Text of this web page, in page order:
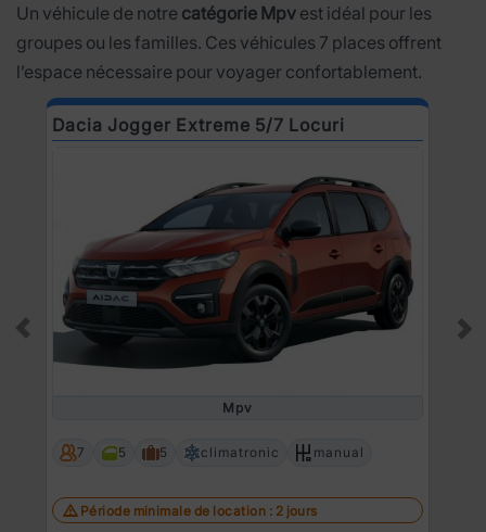
Un véhicule de notre catégorie Mpv est idéal pour les
groupes ou les familles. Ces véhicules 7 places offrent
l’espace nécessaire pour voyager confortablement.
Dacia Jogger Extreme 5/7 Locuri
Mpv
7 5 5 climatronic manual
Période minimale de location : 2 jours
Prev